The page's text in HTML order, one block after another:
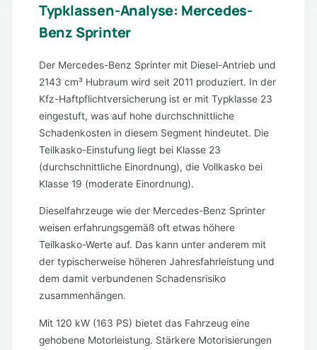
Typklassen-Analyse: Mercedes-
Benz Sprinter
Der Mercedes-Benz Sprinter mit Diesel-Antrieb und
2143 cm³ Hubraum wird seit 2011 produziert. In der
Kfz-Haftpflichtversicherung ist er mit Typklasse 23
eingestuft, was auf hohe durchschnittliche
Schadenkosten in diesem Segment hindeutet. Die
Teilkasko-Einstufung liegt bei Klasse 23
(durchschnittliche Einordnung), die Vollkasko bei
Klasse 19 (moderate Einordnung).
Dieselfahrzeuge wie der Mercedes-Benz Sprinter
weisen erfahrungsgemäß oft etwas höhere
Teilkasko-Werte auf. Das kann unter anderem mit
der typischerweise höheren Jahresfahrleistung und
dem damit verbundenen Schadensrisiko
zusammenhängen.
Mit 120 kW (163 PS) bietet das Fahrzeug eine
gehobene Motorleistung. Stärkere Motorisierungen